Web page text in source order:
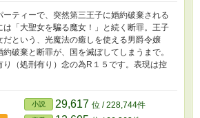
ティーで、突然第三王子に婚約破棄される
は「大聖女を騙る魔女！」と続く断罪。王子
だという、光魔法の癒しを使える男爵令嬢
破棄と断罪が、国を滅ぼしてしまうまで。
（処刑有り）念の為R１５です。表現は控
小説 29,617 位 / 228,744件